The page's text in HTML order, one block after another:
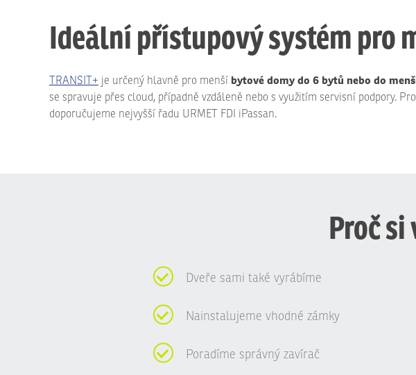
Ideální přístupový systém pro
TRANSIT+ je určený hlavně pro menší bytové domy do 6 bytů nebo do
se spravuje přes cloud, případně vzdáleně nebo s využitím servisní podpory.
doporučujeme nejvyšší řadu URMET FDI iPassan.
Proč
Dveře sami také vyrábíme
Nainstalujeme vhodné zámky
Poradíme správný zavírač